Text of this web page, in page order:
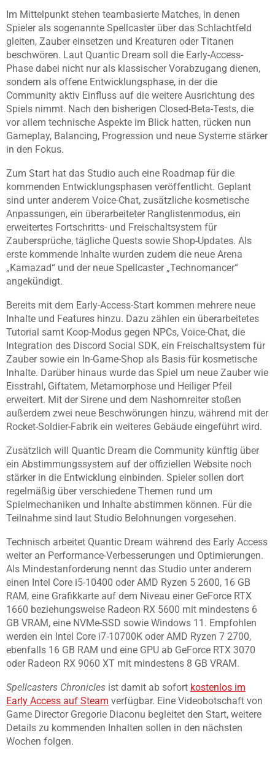
Im Mittelpunkt stehen teambasierte Matches, in denen
Spieler als sogenannte Spellcaster über das Schlachtfeld
gleiten, Zauber einsetzen und Kreaturen oder Titanen
beschwören. Laut Quantic Dream soll die Early-Access-
Phase dabei nicht nur als klassischer Vorabzugang dienen,
sondern als offene Entwicklungsphase, in der die
Community aktiv Einfluss auf die weitere Ausrichtung des
Spiels nimmt. Nach den bisherigen Closed-Beta-Tests, die
vor allem technische Aspekte im Blick hatten, rücken nun
Gameplay, Balancing, Progression und neue Systeme stärker
in den Fokus.
Zum Start hat das Studio auch eine Roadmap für die
kommenden Entwicklungsphasen veröffentlicht. Geplant
sind unter anderem Voice-Chat, zusätzliche kosmetische
Anpassungen, ein überarbeiteter Ranglistenmodus, ein
erweitertes Fortschritts- und Freischaltsystem für
Zaubersprüche, tägliche Quests sowie Shop-Updates. Als
erste kommende Inhalte wurden zudem die neue Arena
„Kamazad“ und der neue Spellcaster „Technomancer“
angekündigt.
Bereits mit dem Early-Access-Start kommen mehrere neue
Inhalte und Features hinzu. Dazu zählen ein überarbeitetes
Tutorial samt Koop-Modus gegen NPCs, Voice-Chat, die
Integration des Discord Social SDK, ein Freischaltsystem für
Zauber sowie ein In-Game-Shop als Basis für kosmetische
Inhalte. Darüber hinaus wurde das Spiel um neue Zauber wie
Eisstrahl, Giftatem, Metamorphose und Heiliger Pfeil
erweitert. Mit der Sirene und dem Nashornreiter stoßen
außerdem zwei neue Beschwörungen hinzu, während mit der
Rocket-Soldier-Fabrik ein weiteres Gebäude eingeführt wird.
Zusätzlich will Quantic Dream die Community künftig über
ein Abstimmungssystem auf der offiziellen Website noch
stärker in die Entwicklung einbinden. Spieler sollen dort
regelmäßig über verschiedene Themen rund um
Spielmechaniken und Inhalte abstimmen können. Für die
Teilnahme sind laut Studio Belohnungen vorgesehen.
Technisch arbeitet Quantic Dream während des Early Access
weiter an Performance-Verbesserungen und Optimierungen.
Als Mindestanforderung nennt das Studio unter anderem
einen Intel Core i5-10400 oder AMD Ryzen 5 2600, 16 GB
RAM, eine Grafikkarte auf dem Niveau einer GeForce RTX
1660 beziehungsweise Radeon RX 5600 mit mindestens 6
GB VRAM, eine NVMe-SSD sowie Windows 11. Empfohlen
werden ein Intel Core i7-10700K oder AMD Ryzen 7 2700,
ebenfalls 16 GB RAM und eine GPU ab GeForce RTX 3070
oder Radeon RX 9060 XT mit mindestens 8 GB VRAM.
Spellcasters Chronicles ist damit ab sofort kostenlos im
Early Access auf Steam verfügbar. Eine Videobotschaft von
Game Director Gregorie Diaconu begleitet den Start, weitere
Details zu kommenden Inhalten sollen in den nächsten
Wochen folgen.